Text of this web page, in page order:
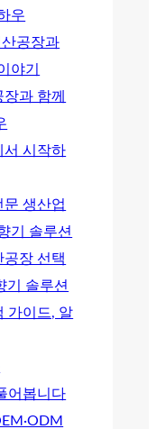
우
공장과
야기
과 함께
서 시작하
문 생산업
기 솔루션
공장 선택
기 솔루션
가이드, 알
어봅니다